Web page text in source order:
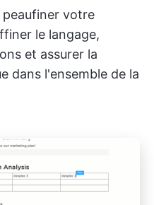
peaufiner votre
le langage,
et assurer la
dans l'ensemble de la